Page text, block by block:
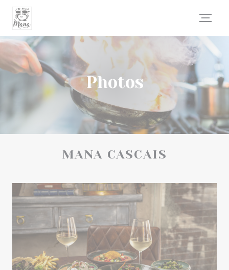
Personnalisation de vos choix en matière de cookies
Photos
MANA CASCAIS